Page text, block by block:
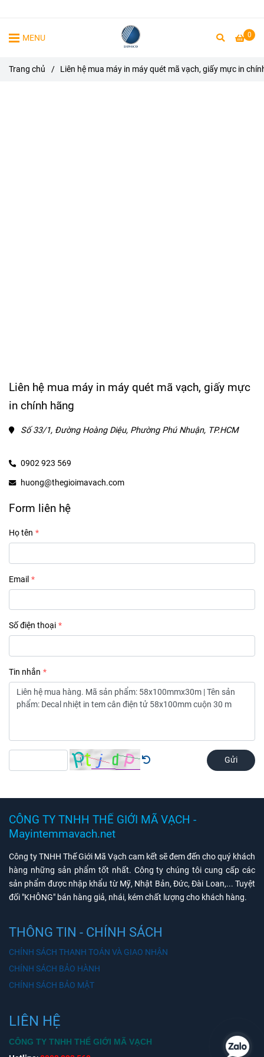
0
MENU
Trang chủ / Liên hệ mua máy in máy quét mã vạch, giấy mực in
Liên hệ mua máy in máy quét mã vạch, giấy mực
in chính hãng
Số 33/1, Đường Hoàng Diệu, Phường Phú Nhuận, TP.HCM
0902 923 569
huong@thegioimavach.com
Form liên hệ
Họ tên
Email
Số điện thoại
Tin nhắn
Gửi
CÔNG TY TNHH THẾ GIỚI MÃ VẠCH -
Mayintemmavach.net
Công ty TNHH Thế Giới Mã Vạch cam kết sẽ đem đến cho quý khách
hàng những sản phẩm tốt nhất. Công ty chúng tôi cung cấp các
sản phẩm được nhập khẩu từ Mỹ, Nhật Bản, Đức, Đài Loan,... Tuyệt
đối "KHÔNG" bán hàng giả, nhái, kém chất lượng cho khách hàng.
THÔNG TIN - CHÍNH SÁCH
CHÍNH SÁCH THANH TOÁN VÀ GIAO NHẬN
CHÍNH SÁCH BẢO HÀNH
CHÍNH SÁCH BẢO MẬT
LIÊN HỆ
CÔNG TY TNHH THẾ GIỚI MÃ VẠCH